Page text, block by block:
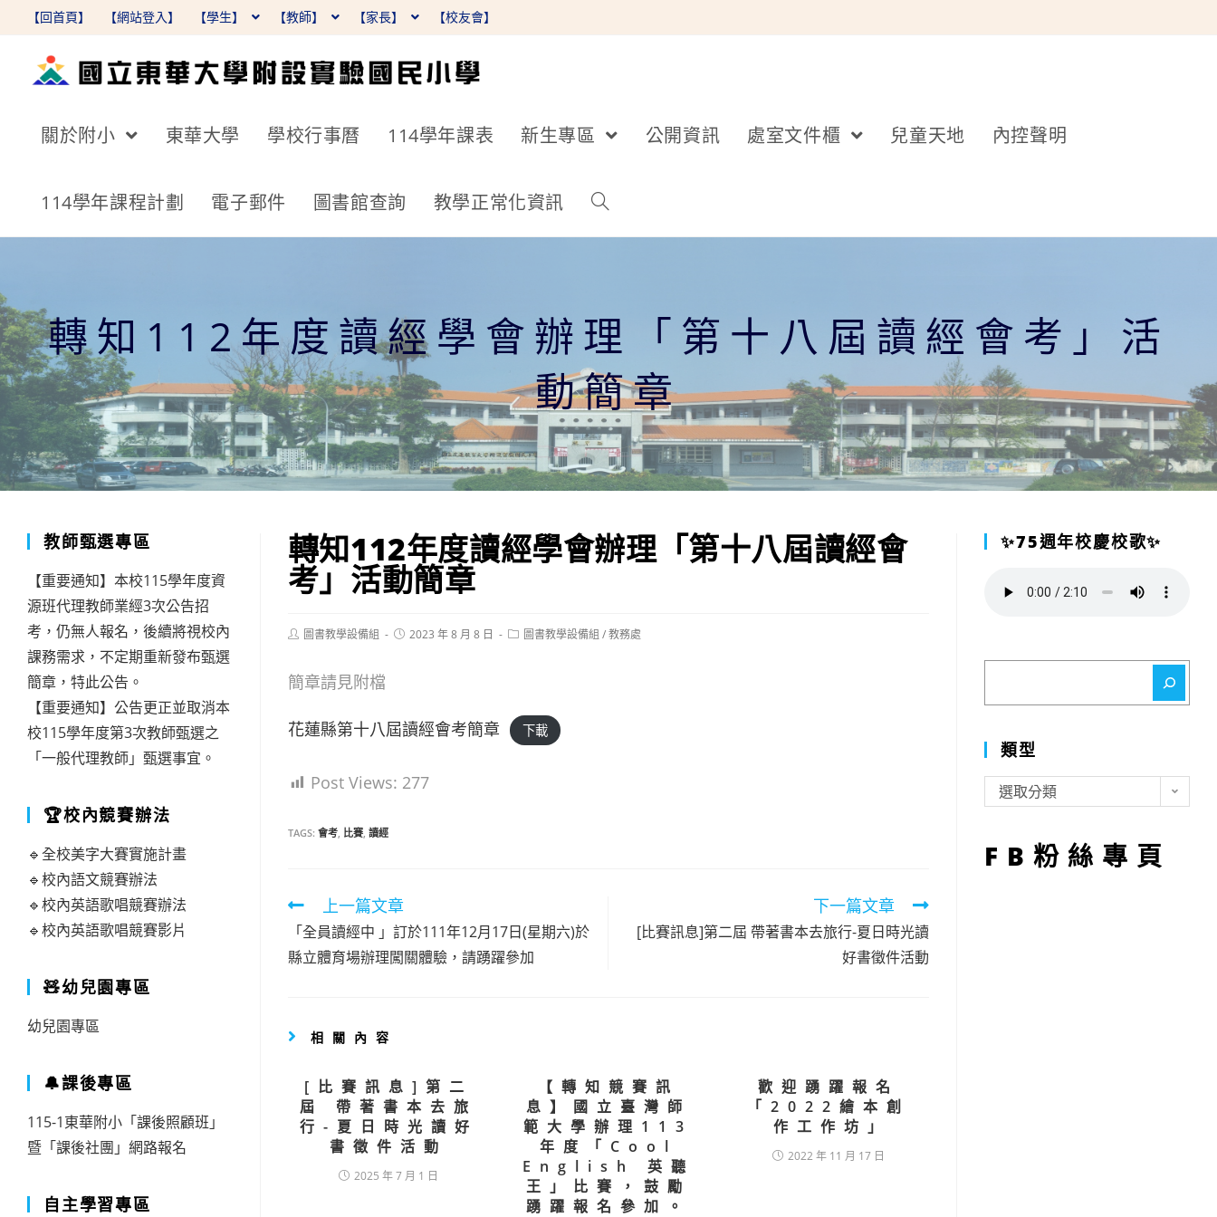
【回首頁】 【網站登入】 【學生】 【教師】 【家長】 【校友會】
關於附小 東華大學 學校行事曆 114學年課表 新生專區 公開資訊 處室文件櫃 兒童天地 內控聲明
114學年課程計劃 電子郵件 圖書館查詢 教學正常化資訊
轉知112年度讀經學會辦理「第十八屆讀經會考」活
動簡章
轉知112年度讀經學會辦理「第十八屆讀經會
考」活動簡章
Post圖書教學設備組
Post2023 年 8 月 8 日
Post圖書教學設備組 /教務處
簡章請見附檔
花蓮縣第十八屆讀經會考簡章 下載
Post Views: 277
TAGS: 會考, 比賽, 讀經
Read
more
articles
上一篇文章
「全員讀經中 」訂於111年12月17日(星期六)於
縣立體育場辦理闖關體驗，請踴躍參加
下一篇文章
[比賽訊息]第二屆 帶著書本去旅行-夏日時光讀
好書徵件活動
相關內容
[比賽訊息]第二
屆 帶著書本去旅
行-夏日時光讀好
書徵件活動
2025 年 7 月 1 日
【轉知競賽訊
息】國立臺灣師
範大學辦理113
年度「Cool
English 英聽
王」比賽，鼓勵
踴躍報名參加。
歡迎踴躍報名
「2022繪本創
作工作坊｣
2022 年 11 月 17 日
教師甄選專區
【重要通知】本校115學年度資
源班代理教師業經3次公告招
考，仍無人報名，後續將視校內
課務需求，不定期重新發布甄選
簡章，特此公告。
【重要通知】公告更正並取消本
校115學年度第3次教師甄選之
「一般代理教師」甄選事宜。
🏆校內競賽辦法
🔹全校美字大賽實施計畫
🔹校內語文競賽辦法
🔹校內英語歌唱競賽辦法
🔹校內英語歌唱競賽影片
🧸幼兒園專區
幼兒園專區
🔔課後專區
115-1東華附小「課後照顧班」
暨「課後社團」網路報名
自主學習專區
✨75週年校慶校歌✨
類型
型
選取分類
FB粉絲專頁